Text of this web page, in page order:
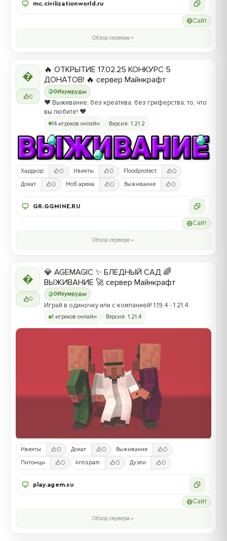
mc.civilizationworld.ru
Сайт
Обзор сервера

0
0Изумруды
🔥 ОТКРЫТИЕ 17.02.25 КОНКУРС 5
ДОНАТОВ! 🔥 сервер Майнкрафт
❤️ Выживание, без креатива, без гриферства, то, что
вы любите! ❤️
14 игроков онлайн Версия: 1.21.2
Хардкор 0 Ивенты 0 Floodprotect 0
Донат 0 Моб арена 0 Выживание 0
GR.GGMINE.RU
Сайт
Обзор сервера

0
0 Изумруды
💎 AGEMAGIC ✨ БЛЕДНЫЙ САД 🌈
ВЫЖИВАНИЕ 🚀 сервер Майнкрафт
Играй в одиночку или с компанией! 1.19.4 - 1.21.4
1 игроков онлайн Версия: 1.21.4
Ивенты 0 Донат 0 Выживание 0
Питомцы 0 Antispam 0 Дуэли 0
play.agem.su
Сайт
Обзор сервера